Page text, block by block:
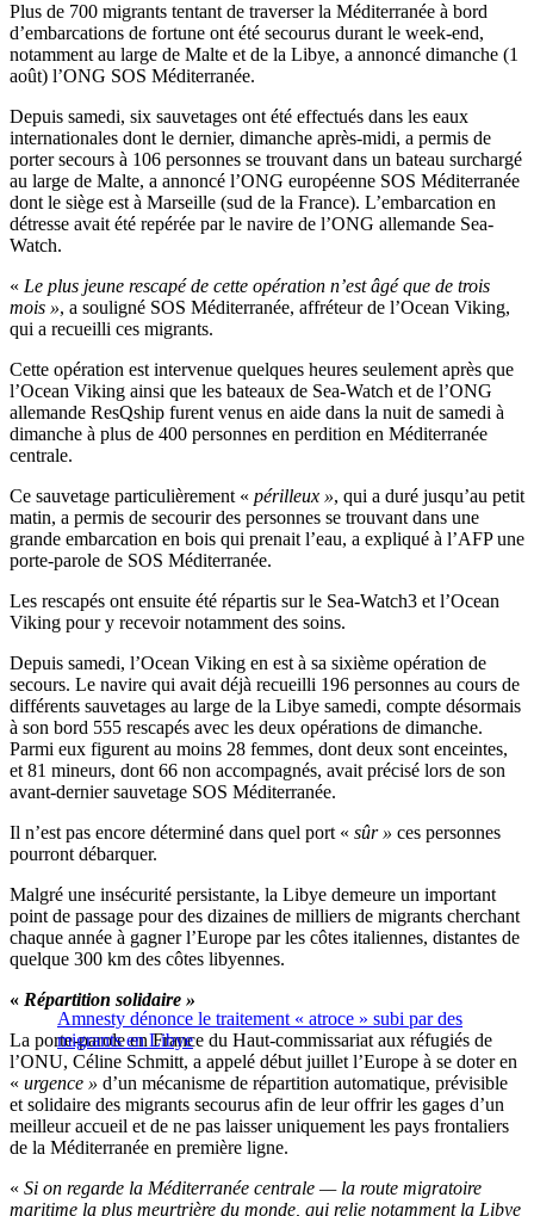
Plus de 700 migrants tentant de traverser la Méditerranée à bord
d’embarcations de fortune ont été secourus durant le week-end,
notamment au large de Malte et de la Libye, a annoncé dimanche (1
août) l’ONG SOS Méditerranée.
Depuis samedi, six sauvetages ont été effectués dans les eaux
internationales dont le dernier, dimanche après-midi, a permis de
porter secours à 106 personnes se trouvant dans un bateau surchargé
au large de Malte, a annoncé l’ONG européenne SOS Méditerranée
dont le siège est à Marseille (sud de la France). L’embarcation en
détresse avait été repérée par le navire de l’ONG allemande Sea-
Watch.
« Le plus jeune rescapé de cette opération n’est âgé que de trois
mois », a souligné SOS Méditerranée, affréteur de l’Ocean Viking,
qui a recueilli ces migrants.
Cette opération est intervenue quelques heures seulement après que
l’Ocean Viking ainsi que les bateaux de Sea-Watch et de l’ONG
allemande ResQship furent venus en aide dans la nuit de samedi à
dimanche à plus de 400 personnes en perdition en Méditerranée
centrale.
Ce sauvetage particulièrement « périlleux », qui a duré jusqu’au petit
matin, a permis de secourir des personnes se trouvant dans une
grande embarcation en bois qui prenait l’eau, a expliqué à l’AFP une
porte-parole de SOS Méditerranée.
Les rescapés ont ensuite été répartis sur le Sea-Watch3 et l’Ocean
Viking pour y recevoir notamment des soins.
Depuis samedi, l’Ocean Viking en est à sa sixième opération de
secours. Le navire qui avait déjà recueilli 196 personnes au cours de
différents sauvetages au large de la Libye samedi, compte désormais
à son bord 555 rescapés avec les deux opérations de dimanche.
Parmi eux figurent au moins 28 femmes, dont deux sont enceintes,
et 81 mineurs, dont 66 non accompagnés, avait précisé lors de son
avant-dernier sauvetage SOS Méditerranée.
Il n’est pas encore déterminé dans quel port « sûr » ces personnes
pourront débarquer.
Malgré une insécurité persistante, la Libye demeure un important
point de passage pour des dizaines de milliers de migrants cherchant
chaque année à gagner l’Europe par les côtes italiennes, distantes de
quelque 300 km des côtes libyennes.
Amnesty dénonce le traitement « atroce » subi par des
migrants en Libye
« Répartition solidaire »
La porte-parole en France du Haut-commissariat aux réfugiés de
l’ONU, Céline Schmitt, a appelé début juillet l’Europe à se doter en
« urgence » d’un mécanisme de répartition automatique, prévisible
et solidaire des migrants secourus afin de leur offrir les gages d’un
meilleur accueil et de ne pas laisser uniquement les pays frontaliers
de la Méditerranée en première ligne.
« Si on regarde la Méditerranée centrale — la route migratoire
maritime la plus meurtrière du monde, qui relie notamment la Libye